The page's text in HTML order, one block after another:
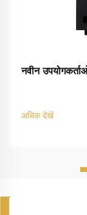
नवीन
अधिक देखें